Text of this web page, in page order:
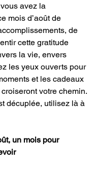
avez la
mois d’août de
de
cette gratitude
la vie, envers
les yeux ouverts pour
et les cadeaux
votre chemin.
décuplée, utilisez là à
un mois pour